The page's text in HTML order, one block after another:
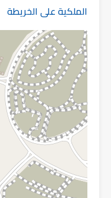
الملكية على الخريطة